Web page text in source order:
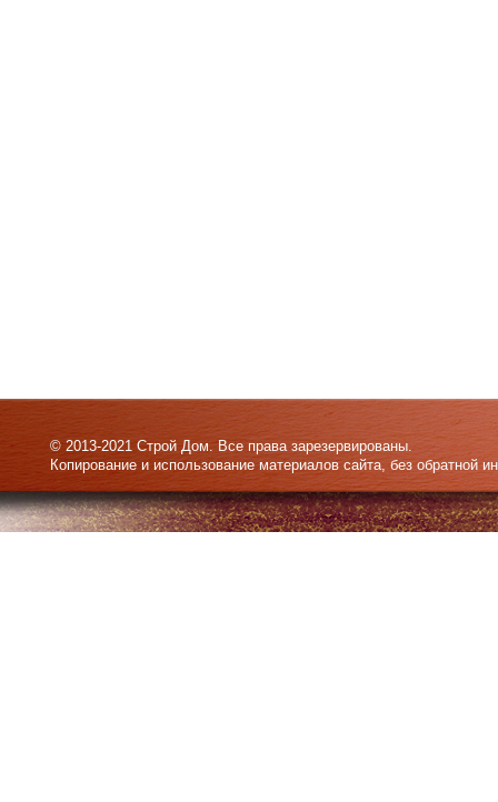
© 2013-2021 Строй Дом. Все права зарезервированы.
Копирование и использование материалов сайта, без обратной